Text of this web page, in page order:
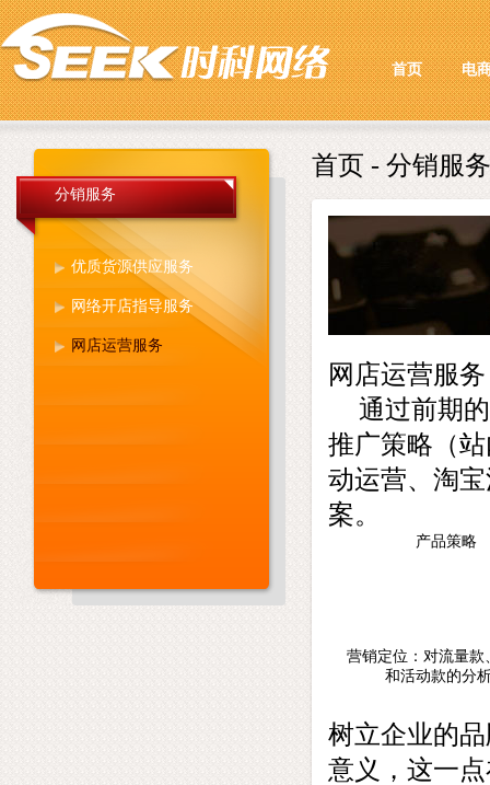
首页 电
分销服务
优质货源供应服务
网络开店指导服务
网店运营服务
首页 - 分销服
网店运营服务
通过前期
推广策略（
动运营、淘
案。
产品策略
营销定位：对流量款
和活动款的分
树立企业的
意义，这一